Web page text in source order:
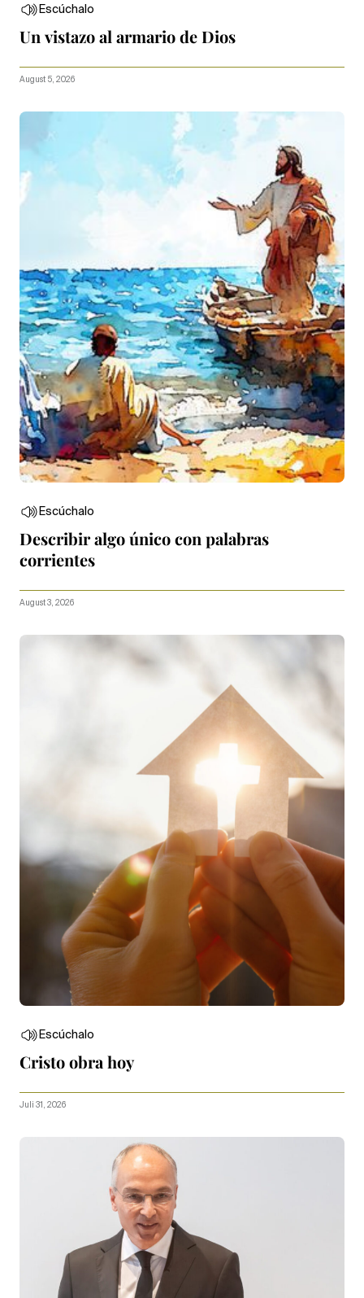
Escúchalo
Un vistazo al armario de Dios
August 5, 2026
Escúchalo
Describir algo único con palabras
corrientes
August 3, 2026
Escúchalo
Cristo obra hoy
Juli 31, 2026